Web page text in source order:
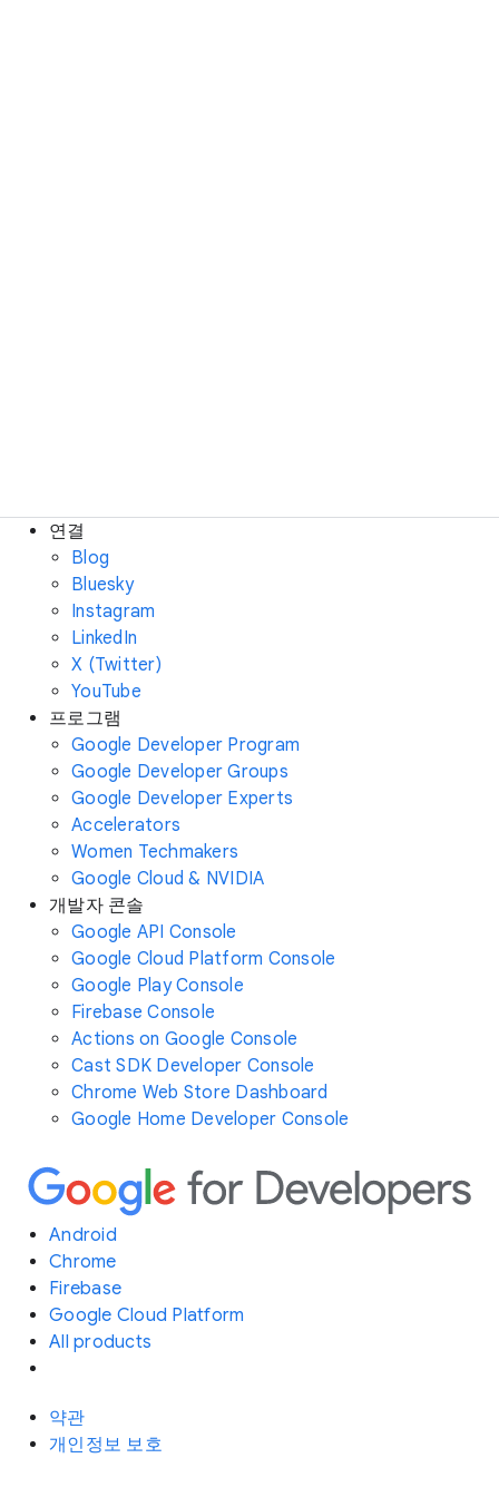
연결
Blog
Bluesky
Instagram
LinkedIn
X (Twitter)
YouTube
프로그램
Google Developer Program
Google Developer Groups
Google Developer Experts
Accelerators
Women Techmakers
Google Cloud & NVIDIA
개발자 콘솔
Google API Console
Google Cloud Platform Console
Google Play Console
Firebase Console
Actions on Google Console
Cast SDK Developer Console
Chrome Web Store Dashboard
Google Home Developer Console
Android
Chrome
Firebase
Google Cloud Platform
All products
약관
개인정보 보호